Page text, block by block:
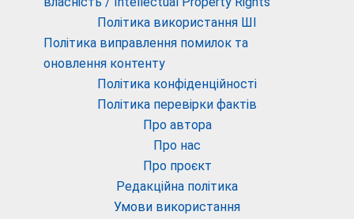
Політика використання ШІ
Політика виправлення помилок та
оновлення контенту
Політика конфіденційності
Політика перевірки фактів
Про автора
Про нас
Про проєкт
Редакційна політика
Умови використання